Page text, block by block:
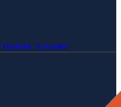
Youtube X-twitter